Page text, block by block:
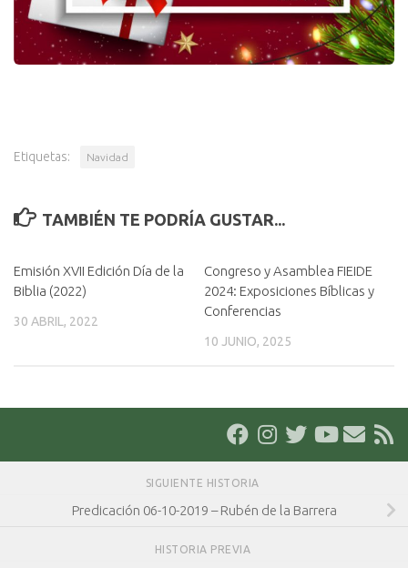
Etiquetas: Navidad
TAMBIÉN TE PODRÍA GUSTAR...
Emisión XVII Edición Día de la
Biblia (2022)
30 ABRIL, 2022
Congreso y Asamblea FIEIDE
2024: Exposiciones Bíblicas y
Conferencias
10 JUNIO, 2025
SIGUIENTE HISTORIA
Predicación 06-10-2019 – Rubén de la Barrera
HISTORIA PREVIA